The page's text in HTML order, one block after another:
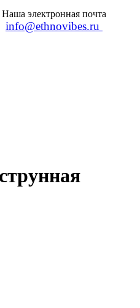
Наша электронная почта
info@ethnovibes.ru